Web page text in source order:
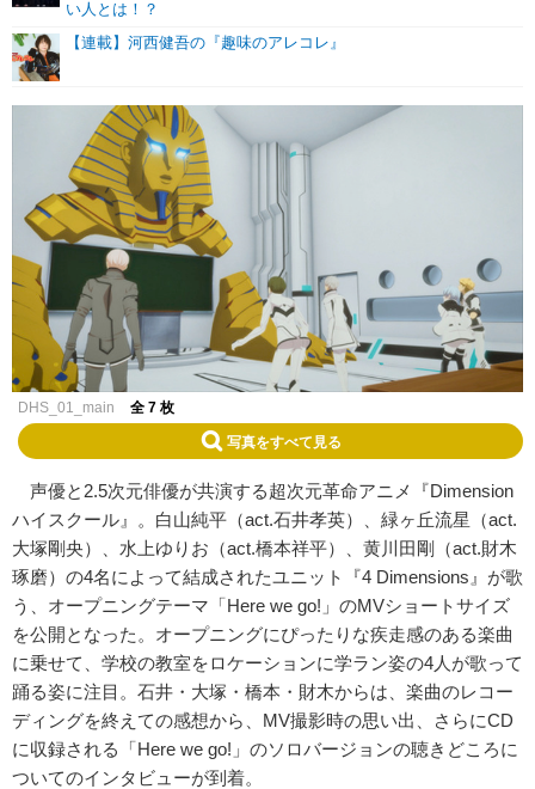
い人とは！？
【連載】河西健吾の『趣味のアレコレ』
DHS_01_main 全 7 枚
写真をすべて見る
声優と2.5次元俳優が共演する超次元革命アニメ『Dimension
ハイスクール』。白山純平（act.石井孝英）、緑ヶ丘流星（act.
大塚剛央）、水上ゆりお（act.橋本祥平）、黄川田剛（act.財木
琢磨）の4名によって結成されたユニット『4 Dimensions』が歌
う、オープニングテーマ「Here we go!」のMVショートサイズ
を公開となった。オープニングにぴったりな疾走感のある楽曲
に乗せて、学校の教室をロケーションに学ラン姿の4人が歌って
踊る姿に注目。石井・大塚・橋本・財木からは、楽曲のレコー
ディングを終えての感想から、MV撮影時の思い出、さらにCD
に収録される「Here we go!」のソロバージョンの聴きどころに
ついてのインタビューが到着。